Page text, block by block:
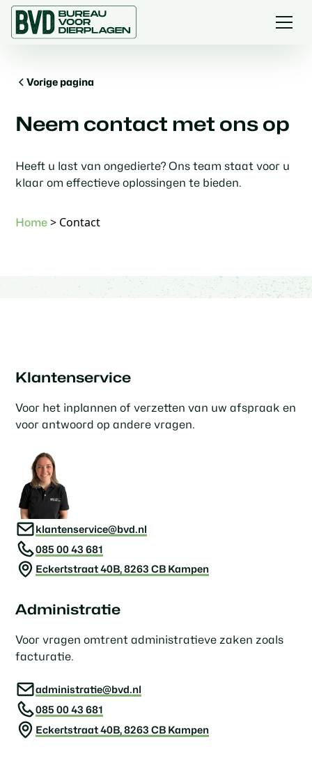
Vorige pagina
Neem contact met ons op
Heeft u last van ongedierte? Ons team staat voor u
klaar om effectieve oplossingen te bieden.
Home > Contact
Klantenservice
Voor het inplannen of verzetten van uw afspraak en
voor antwoord op andere vragen.
klantenservice@bvd.nl
085 00 43 681
Eckertstraat 40B, 8263 CB Kampen
Administratie
Voor vragen omtrent administratieve zaken zoals
facturatie.
administratie@bvd.nl
085 00 43 681
Eckertstraat 40B, 8263 CB Kampen